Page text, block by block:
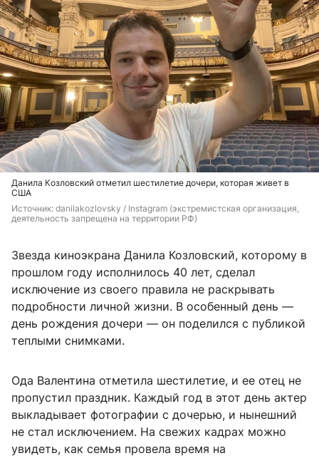
Данила Козловский отметил шестилетие дочери, которая живет в
США
Источник: danilakozlovsky / Instagram (экстремистская организация,
деятельность запрещена на территории РФ)
Звезда киноэкрана Данила Козловский, которому в
прошлом году исполнилось 40 лет, сделал
исключение из своего правила не раскрывать
подробности личной жизни. В особенный день —
день рождения дочери — он поделился с публикой
теплыми снимками.
Ода Валентина отметила шестилетие, и ее отец не
пропустил праздник. Каждый год в этот день актер
выкладывает фотографии с дочерью, и нынешний
не стал исключением. На свежих кадрах можно
увидеть, как семья провела время на